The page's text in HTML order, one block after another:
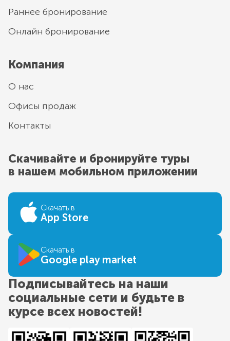
Раннее бронирование
Онлайн бронирование
Компания
О нас
Офисы продаж
Контакты
Скачивайте и бронируйте туры
в нашем мобильном приложении
Скачать в
App Store
Скачать в
Google play market
Подписывайтесь на наши
социальные сети и будьте в
курсе всех новостей!